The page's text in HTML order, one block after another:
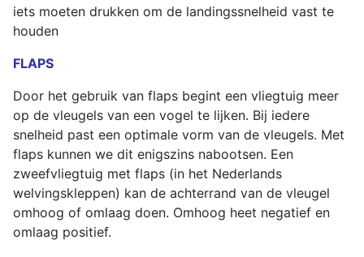
iets moeten drukken om de landingssnelheid vast te
houden
FLAPS
Door het gebruik van flaps begint een vliegtuig meer
op de vleugels van een vogel te lijken. Bij iedere
snelheid past een optimale vorm van de vleugels. Met
flaps kunnen we dit enigszins nabootsen. Een
zweefvliegtuig met flaps (in het Nederlands
welvingskleppen) kan de achterrand van de vleugel
omhoog of omlaag doen. Omhoog heet negatief en
omlaag positief.